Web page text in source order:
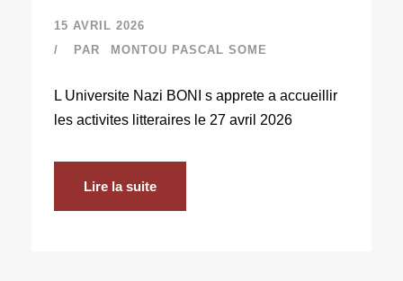
15 AVRIL 2026
PAR
MONTOU PASCAL SOME
L Universite Nazi BONI s apprete a accueillir
les activites litteraires le 27 avril 2026
Lire la suite